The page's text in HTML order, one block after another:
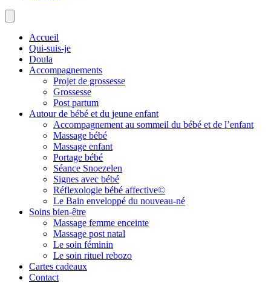
Accueil
Qui-suis-je
Doula
Accompagnements
Projet de grossesse
Grossesse
Post partum
Autour de bébé et du jeune enfant
Accompagnement au sommeil du bébé et de l’enfant
Massage bébé
Massage enfant
Portage bébé
Séance Snoezelen
Signes avec bébé
Réflexologie bébé affective©
Le Bain enveloppé du nouveau-né
Soins bien-être
Massage femme enceinte
Massage post natal
Le soin féminin
Le soin rituel rebozo
Cartes cadeaux
Contact